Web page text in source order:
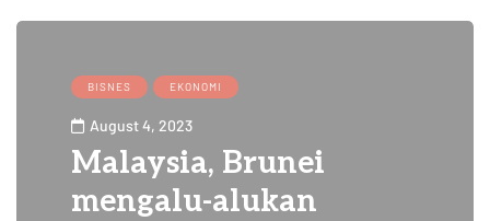
BISNES EKONOMI
August 4, 2023
Malaysia, Brunei
mengalu-alukan